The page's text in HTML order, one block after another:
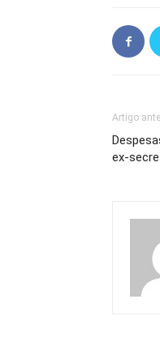
Artigo
ex-